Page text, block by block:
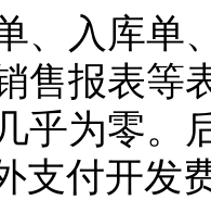
入库单、
售报表等
乎为零。
支付开发